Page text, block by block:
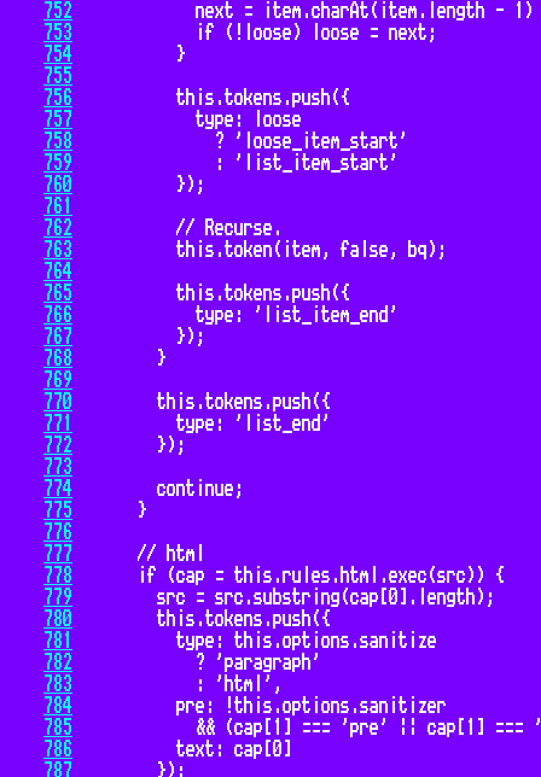
752
753
754
755
756
757
758
759
760
761
762
763
764
765
766
767
768
769
770
771
772
773
774
775
776
777
778
779
780
781
782
783
784
785
786
787